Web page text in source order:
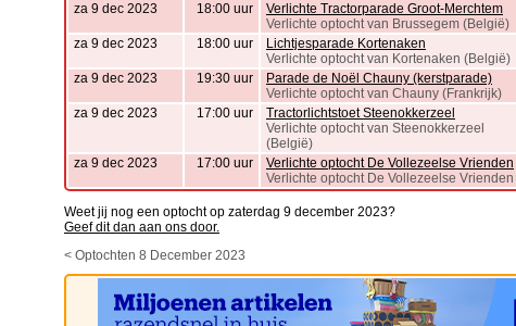
za 9 dec 2023 18:00 uur
Verlichte Tractorparade Groot-Merchtem
Verlichte optocht van Brussegem (België)
za 9 dec 2023 18:00 uur
Lichtjesparade Kortenaken
Verlichte optocht van Kortenaken (België)
za 9 dec 2023 19:30 uur
Parade de Noël Chauny (kerstparade)
Verlichte optocht van Chauny (Frankrijk)
za 9 dec 2023 17:00 uur
Tractorlichtstoet Steenokkerzeel
Verlichte optocht van Steenokkerzeel
(België)
za 9 dec 2023 17:00 uur
Verlichte optocht De Vollezeelse Vrienden
Verlichte optocht De Vollezeelse Vrienden
Weet jij nog een optocht op zaterdag 9 december 2023?
Geef dit dan aan ons door.
< Optochten 8 December 2023